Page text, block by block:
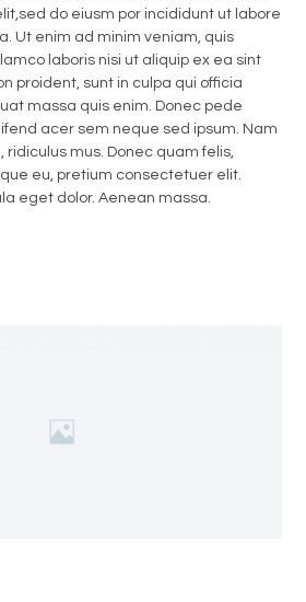
do eiusm por incididunt ut labore
Ut enim ad minim veniam, quis
laboris nisi ut aliquip ex ea sint
proident, sunt in culpa qui officia
massa quis enim. Donec pede
acer sem neque sed ipsum. Nam
ridiculus mus. Donec quam felis,
eu, pretium consectetuer elit.
eget dolor. Aenean massa.